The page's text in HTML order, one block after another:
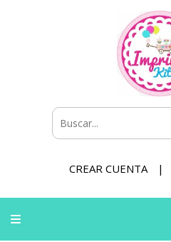
CREAR CUENTA